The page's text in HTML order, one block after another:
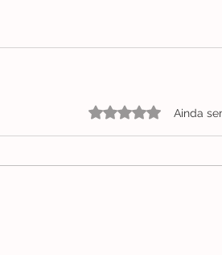
Avaliado com 0 de 5
Ainda